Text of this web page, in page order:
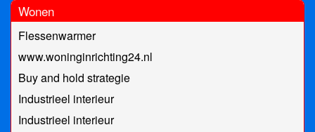
Wonen
Flessenwarmer
www.woninginrichting24.nl
Buy and hold strategie
Industrieel interieur
Industrieel interieur